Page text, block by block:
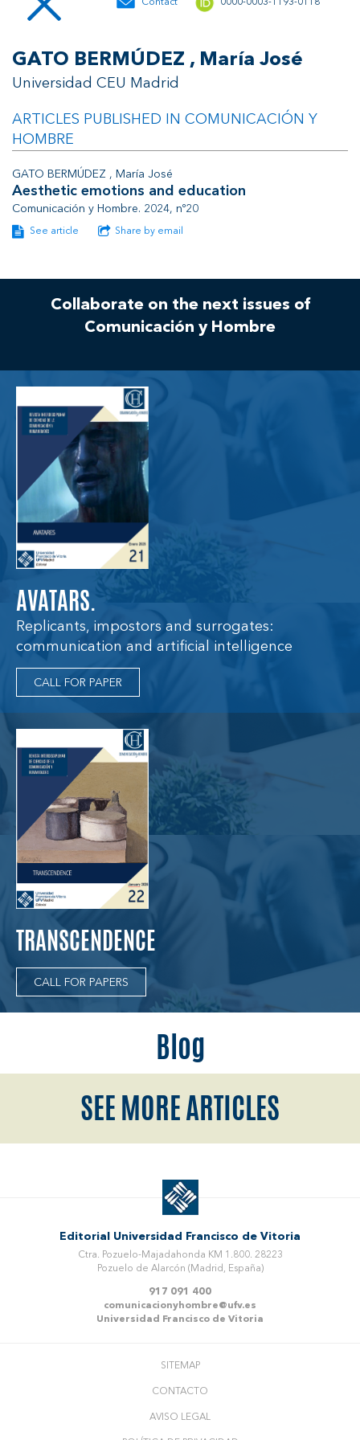
Contact 0000-0003-1193-0118
GATO BERMÚDEZ , María José
Universidad CEU Madrid
ARTICLES PUBLISHED IN COMUNICACIÓN Y
HOMBRE
GATO BERMÚDEZ , María José
Aesthetic emotions and education
Comunicación y Hombre. 2024, nº20
See article Share by email
Collaborate on the next issues of
Comunicación y Hombre
AVATARS.
Replicants, impostors and surrogates:
communication and artificial intelligence
CALL FOR PAPER
TRANSCENDENCE
CALL FOR PAPERS
Blog
SEE MORE ARTICLES
Editorial Universidad Francisco de Vitoria
Ctra. Pozuelo-Majadahonda KM 1.800. 28223
Pozuelo de Alarcón (Madrid, España)
917 091 400
comunicacionyhombre@ufv.es
Universidad Francisco de Vitoria
SITEMAP
CONTACTO
AVISO LEGAL